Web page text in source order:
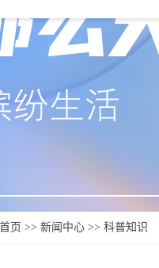
首页 >> 新闻中心 >> 科普知识